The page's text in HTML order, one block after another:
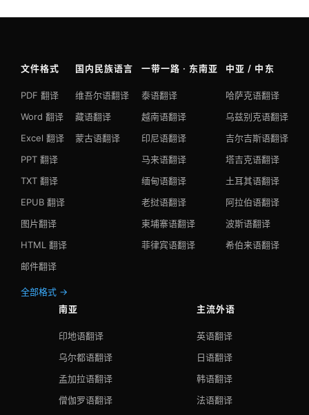
文件格式
PDF 翻译
Word 翻译
Excel 翻译
PPT 翻译
TXT 翻译
EPUB 翻译
图片翻译
HTML 翻译
邮件翻译
全部格式 →
国内民族语言
维吾尔语翻译
藏语翻译
蒙古语翻译
一带一路 · 东南亚
泰语翻译
越南语翻译
印尼语翻译
马来语翻译
缅甸语翻译
老挝语翻译
柬埔寨语翻译
菲律宾语翻译
中亚 / 中东
哈萨克语翻译
乌兹别克语翻译
吉尔吉斯语翻译
塔吉克语翻译
土耳其语翻译
阿拉伯语翻译
波斯语翻译
希伯来语翻译
南亚
印地语翻译
乌尔都语翻译
孟加拉语翻译
僧伽罗语翻译
主流外语
英语翻译
日语翻译
韩语翻译
法语翻译